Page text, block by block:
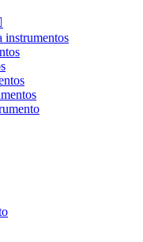
instrumentos